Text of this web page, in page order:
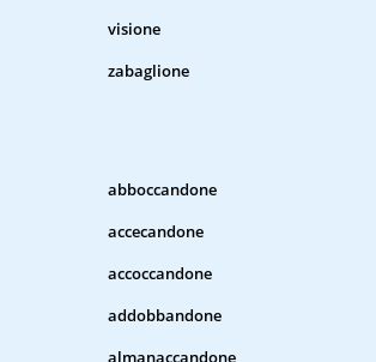
visione
zabaglione
abboccandone
accecandone
accoccandone
addobbandone
almanaccandone